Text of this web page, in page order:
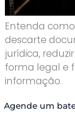
Entenda como
descarte
jurídica,
forma legal e
informação.
Agende um